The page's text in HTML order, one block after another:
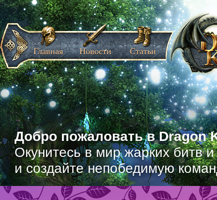
Добро пожаловать в Dragon
Окунитесь в мир жарких битв
и создайте непобедимую
Главная Новости Статьи